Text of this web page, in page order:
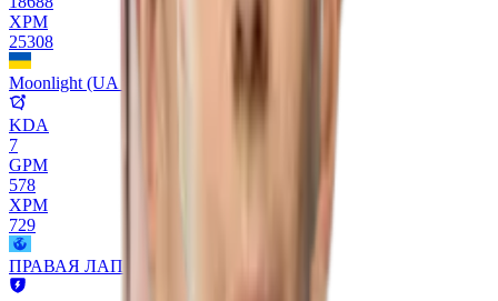
XPM
25308
Moonlight (UA player)
KDA
7
GPM
578
XPM
729
ПРАВАЯ ЛАПА>КАМРИ